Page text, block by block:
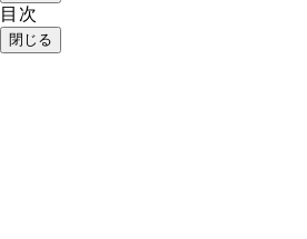
目次
閉じる